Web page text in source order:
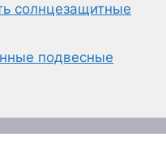
солнцезащитные
подвесные